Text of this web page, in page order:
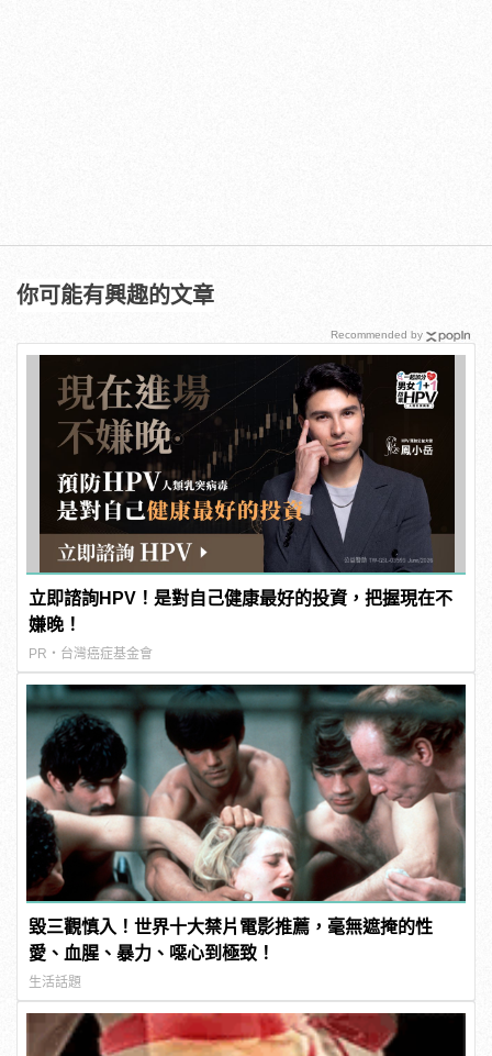
你可能有興趣的文章
立即諮詢HPV！是對自己健康最好的投資，把握現在不
嫌晚！
PR・台灣癌症基金會
毀三觀慎入！世界十大禁片電影推薦，毫無遮掩的性
愛、血腥、暴力、噁心到極致！
生活話題
Recommended by